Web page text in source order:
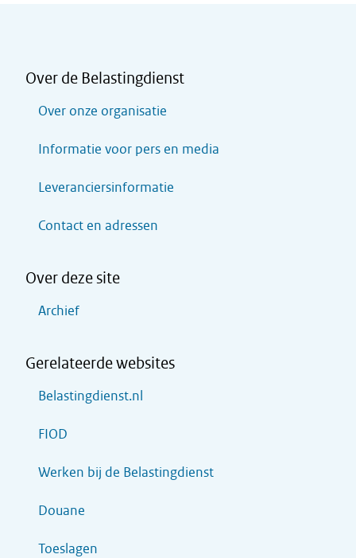
Over de Belastingdienst
Over onze organisatie
Informatie voor pers en media
Leveranciersinformatie
Contact en adressen
Over deze site
Archief
Gerelateerde websites
Belastingdienst.nl
FIOD
Werken bij de Belastingdienst
Douane
Toeslagen